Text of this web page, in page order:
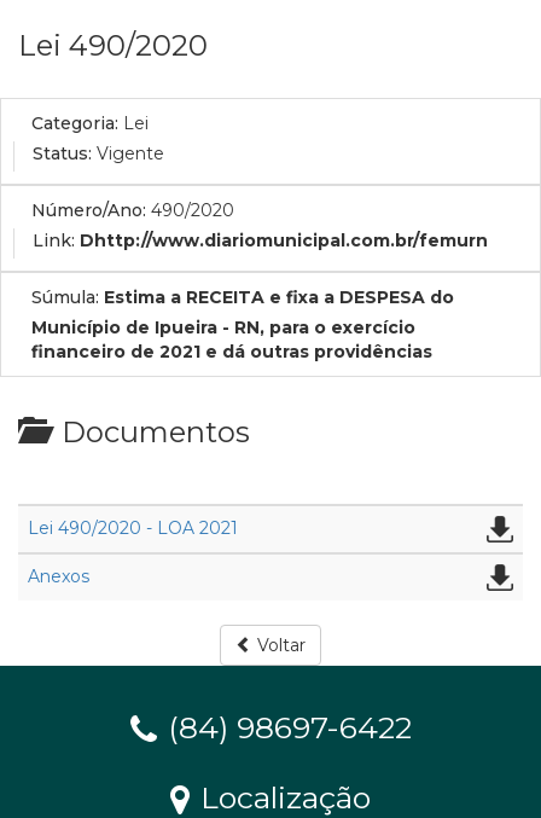
Lei 490/2020
Categoria: Lei
Status: Vigente
Número/Ano: 490/2020
Link: Dhttp://www.diariomunicipal.com.br/femurn
Súmula: Estima a RECEITA e fixa a DESPESA do
Município de Ipueira - RN, para o exercício
financeiro de 2021 e dá outras providências
Documentos
Lei 490/2020 - LOA 2021
Anexos
Voltar
(84) 98697-6422
Localização